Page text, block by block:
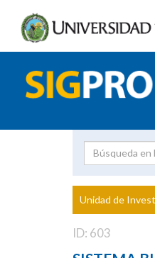
Proyecto
Unidad de
ID: 603